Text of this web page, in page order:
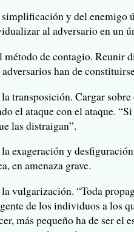
y del enemigo
al adver­sa­rio en un
de con­ta­gio. Reunir
han de
trans­po­si­ción. Car­gar
el ata­que con el ata­que.
las distraigan”.
exa­ge­ra­ción y
en ame­naza grave.
vul­ga­ri­za­ción. “Toda
de los indi­vi­duos a los
más pequeño ha de ser